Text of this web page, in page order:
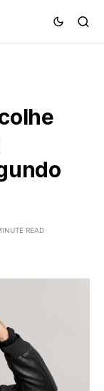
READ